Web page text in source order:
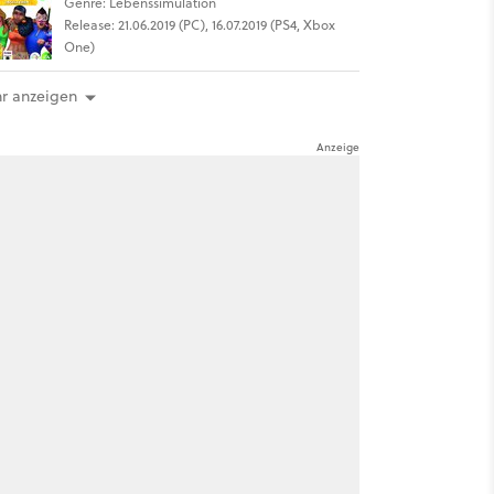
Release: 21.06.2019 (PC), 16.07.2019 (PS4, Xbox
One)
anzeigen